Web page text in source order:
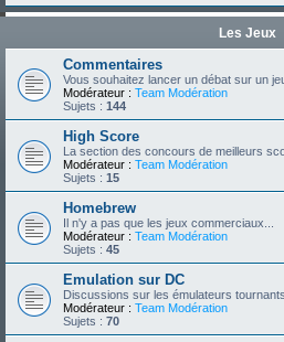
Les Jeux
Commentaires
Vous souhaitez lancer un débat sur un
Modérateur : Team Modération
Sujets : 144
High Score
La section des concours de meilleurs
Modérateur : Team Modération
Sujets : 15
Homebrew
Il n'y a pas que les jeux commerciaux...
Modérateur : Team Modération
Sujets : 45
Emulation sur DC
Discussions sur les émulateurs
Modérateur : Team Modération
Sujets : 70